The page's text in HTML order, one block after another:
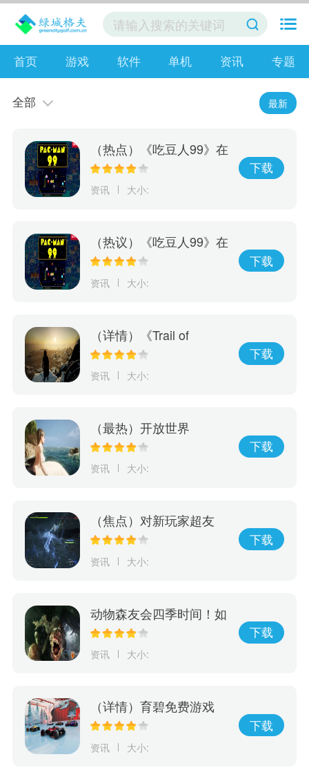
首页 游戏 软件 单机 资讯 专题
全部 最新
（热点）《吃豆人99》在
线游戏服务将于10月8日
资讯 大小:
下载
（热议）《吃豆人99》在
线游戏服务将于10月8日
资讯 大小:
下载
（详情）《Trail of
Ayash》抢先体验游戏上
决定部族未来命运
资讯 大小:
下载
（最热）开放世界
RPG《SIREN》开启众
资讯 大小:
下载
（焦点）对新玩家超友
好！《最终幻想16》故事
资讯 大小:
下载
动物森友会四季时间！如
何利用游戏进行学习，玩
化！
资讯 大小:
下载
（详情）育碧免费游戏
《赛道狂飙》5月15日登
资讯 大小:
下载